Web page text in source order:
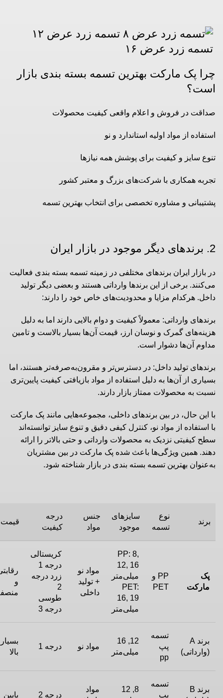
چرا پک مارکت بهترین تسمه بسته بندی بازار
است؟
صداقت در فروش و اعلام واقعی کیفیت محصولات
استفاده از مواد اولیه استاندارد و نو
تنوع سایز و کیفیت برای پوشش همه نیازها
تجربه همکاری با شرکت‌های بزرگ و معتبر کشور
پشتیبانی و مشاوره تخصصی برای انتخاب بهترین تسمه
2. برندهای دیگر موجود در بازار ایران
در بازار ایران برندهای مختلفی در زمینه تسمه بسته بندی فعالیت
می‌کنند. برخی از این برندها وارداتی هستند و بعضی دیگر تولید
داخل. هرکدام مزایا و محدودیت‌های خاص خود را دارند:
برندهای وارداتی: معمولاً کیفیت و دوام بالایی دارند اما به دلیل
هزینه‌های گمرک و نوسان ارز، قیمت آن‌ها بسیار بالاست و تامین
مداوم آن‌ها دشوار است.
برندهای تولید داخل: در دسترس‌تر و مقرون‌به‌صرفه‌تر هستند، اما
بسیاری از آن‌ها به دلیل استفاده از مواد بازیافتی کیفیت پایین‌تری
نسبت به محصولات ممتاز بازار دارند.
با این حال، در بین برندهای داخلی، مجموعه‌هایی مانند پک مارکت
با استفاده از مواد نو، کنترل کیفی دقیق و تنوع سایز توانسته‌اند
سطح کیفیتی نزدیک به محصولات وارداتی و حتی بالاتر را ارائه
دهند. همین ویژگی‌ها باعث شده پک مارکت در بین مشتریان
به‌عنوان بهترین تسمه بسته‌ بندی در بازار شناخته شود.
برند
نوع
تسمه
سایزهای
موجود
جنس
مواد
درجه
کیفیت
قیمت
پک
مارکت
PP و
PET
PP: 8,
12, 16
میلی‌متر
PET:
16, 19
میلی‌متر
مواد نو
+ تولید
داخلی
کریستالی
درجه 1
زرد درجه
2
طوسی
درجه 3
و
برند A
(وارداتی)
تسمه
پپ
pp
12, 16
میلی‌متر
مواد نو درجه 1
بسیار
بالا
برند B
تسمه
پپ
8, 12
مواد
درجه 2 پایین